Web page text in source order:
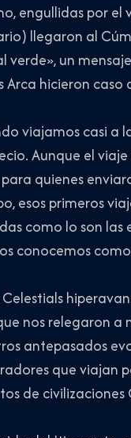
engullidas por
llegaron al
verde», un
Arca hicieron caso
viajamos casi a
Aunque el
quienes
esos primeros
como lo son las
conocemos
Celestials
nos relegaron
antepasados
que viajan
de civilizaciones